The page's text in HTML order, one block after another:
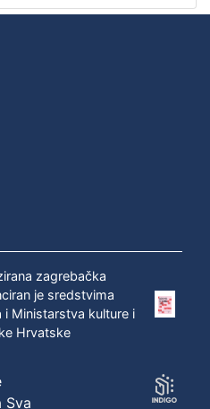
zagrebačka
je sredstvima
i Ministarstva kulture i
Hrvatske
Sva